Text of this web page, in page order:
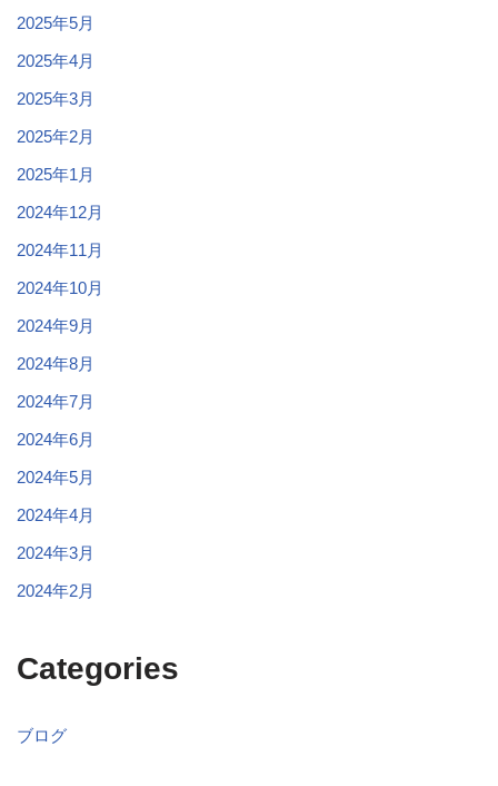
2025年5月
2025年4月
2025年3月
2025年2月
2025年1月
2024年12月
2024年11月
2024年10月
2024年9月
2024年8月
2024年7月
2024年6月
2024年5月
2024年4月
2024年3月
2024年2月
Categories
ブログ